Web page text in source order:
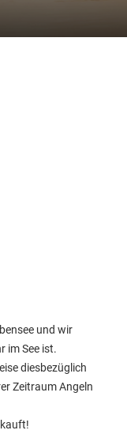
und wir
im See ist.
diesbezüglich
Zeitraum Angeln